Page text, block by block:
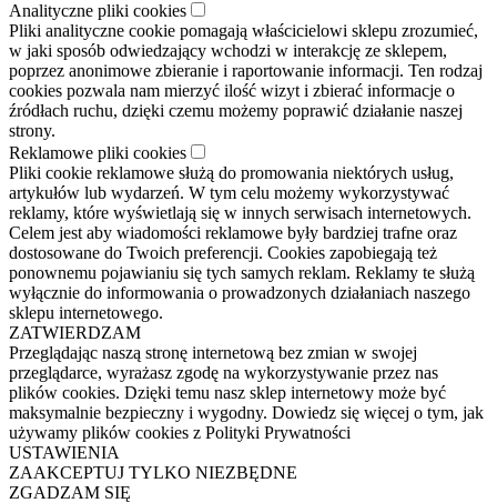
Analityczne pliki cookies
Pliki analityczne cookie pomagają właścicielowi sklepu zrozumieć,
w jaki sposób odwiedzający wchodzi w interakcję ze sklepem,
poprzez anonimowe zbieranie i raportowanie informacji. Ten rodzaj
cookies pozwala nam mierzyć ilość wizyt i zbierać informacje o
źródłach ruchu, dzięki czemu możemy poprawić działanie naszej
strony.
Reklamowe pliki cookies
Pliki cookie reklamowe służą do promowania niektórych usług,
artykułów lub wydarzeń. W tym celu możemy wykorzystywać
reklamy, które wyświetlają się w innych serwisach internetowych.
Celem jest aby wiadomości reklamowe były bardziej trafne oraz
dostosowane do Twoich preferencji. Cookies zapobiegają też
ponownemu pojawianiu się tych samych reklam. Reklamy te służą
wyłącznie do informowania o prowadzonych działaniach naszego
sklepu internetowego.
ZATWIERDZAM
Przeglądając naszą stronę internetową bez zmian w swojej
przeglądarce, wyrażasz zgodę na wykorzystywanie przez nas
plików cookies. Dzięki temu nasz sklep internetowy może być
maksymalnie bezpieczny i wygodny. Dowiedz się więcej o tym, jak
używamy plików cookies z Polityki Prywatności
USTAWIENIA
ZAAKCEPTUJ TYLKO NIEZBĘDNE
ZGADZAM SIĘ